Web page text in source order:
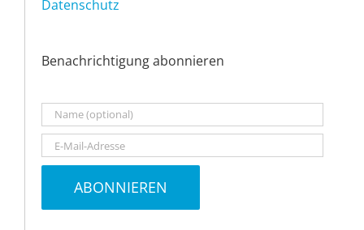
Datenschutz
Benachrichtigung abonnieren